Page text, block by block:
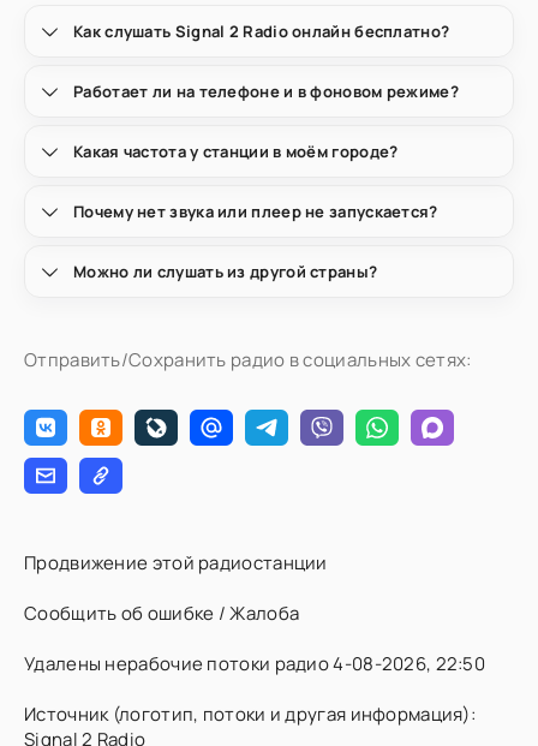
Как слушать Signal 2 Radio онлайн бесплатно?
Работает ли на телефоне и в фоновом режиме?
Какая частота у станции в моём городе?
Почему нет звука или плеер не запускается?
Можно ли слушать из другой страны?
Отправить/Сохранить радио в социальных сетях:
Продвижение этой радиостанции
Сообщить об ошибке / Жалоба
Удалены нерабочие потоки радио 4-08-2026, 22:50
Источник (логотип, потоки и другая информация):
Signal 2 Radio